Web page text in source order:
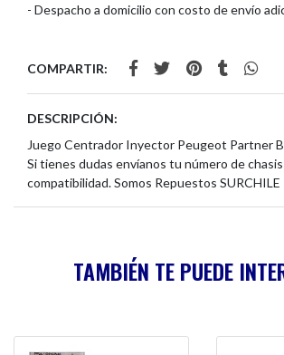
- Despacho a domicilio con costo de envío
COMPARTIR:
DESCRIPCIÓN:
Juego Centrador Inyector Peugeot Partner
Si tienes dudas envíanos tu número de
compatibilidad. Somos Repuestos SURCHILE
TAMBIÉN TE PUEDE